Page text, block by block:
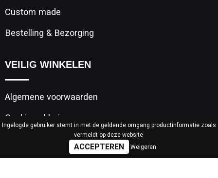
Custom made
Bestelling & Bezorging
VEILIG WINKELEN
Algemene voorwaarden
Cookieverklaring
Privacyverklaring
Disclaimer
Ingelogde gebruiker stemt in met de geldende omgang productinformatie zoals
vermeldt op deze website
Weigeren